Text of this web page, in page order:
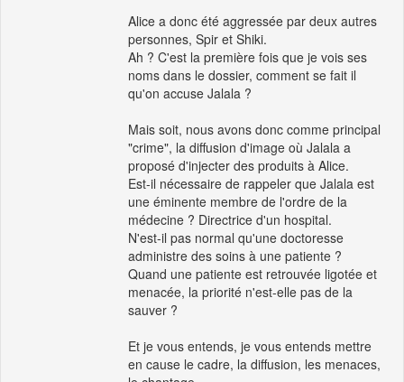
Alice a donc été aggressée par deux autres
personnes, Spir et Shiki.
Ah ? C'est la première fois que je vois ses
noms dans le dossier, comment se fait il
qu'on accuse Jalala ?
Mais soit, nous avons donc comme principal
"crime", la diffusion d'image où Jalala a
proposé d'injecter des produits à Alice.
Est-il nécessaire de rappeler que Jalala est
une éminente membre de l'ordre de la
médecine ? Directrice d'un hospital.
N'est-il pas normal qu'une doctoresse
administre des soins à une patiente ?
Quand une patiente est retrouvée ligotée et
menacée, la priorité n'est-elle pas de la
sauver ?
Et je vous entends, je vous entends mettre
en cause le cadre, la diffusion, les menaces,